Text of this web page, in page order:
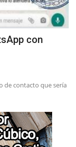
con
de contacto que sería